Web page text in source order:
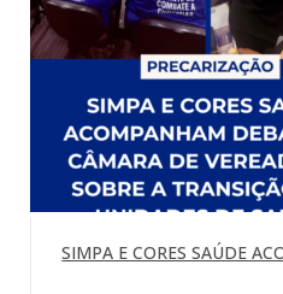
SIMPA E CORES SAÚDE